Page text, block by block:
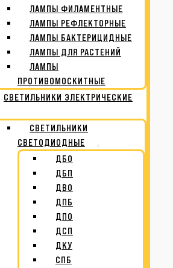
ЛАМПЫ ФИЛАМЕНТНЫЕ
ЛАМПЫ РЕФЛЕКТОРНЫЕ
ЛАМПЫ БАКТЕРИЦИДНЫЕ
ЛАМПЫ ДЛЯ РАСТЕНИЙ
ЛАМПЫ
ПРОТИВОМОСКИТНЫЕ
СВЕТИЛЬНИКИ ЭЛЕКТРИЧЕСКИЕ
СВЕТИЛЬНИКИ
СВЕТОДИОДНЫЕ
ДБО
ДБП
ДВО
ДПБ
ДПО
ДСП
ДКУ
СПБ